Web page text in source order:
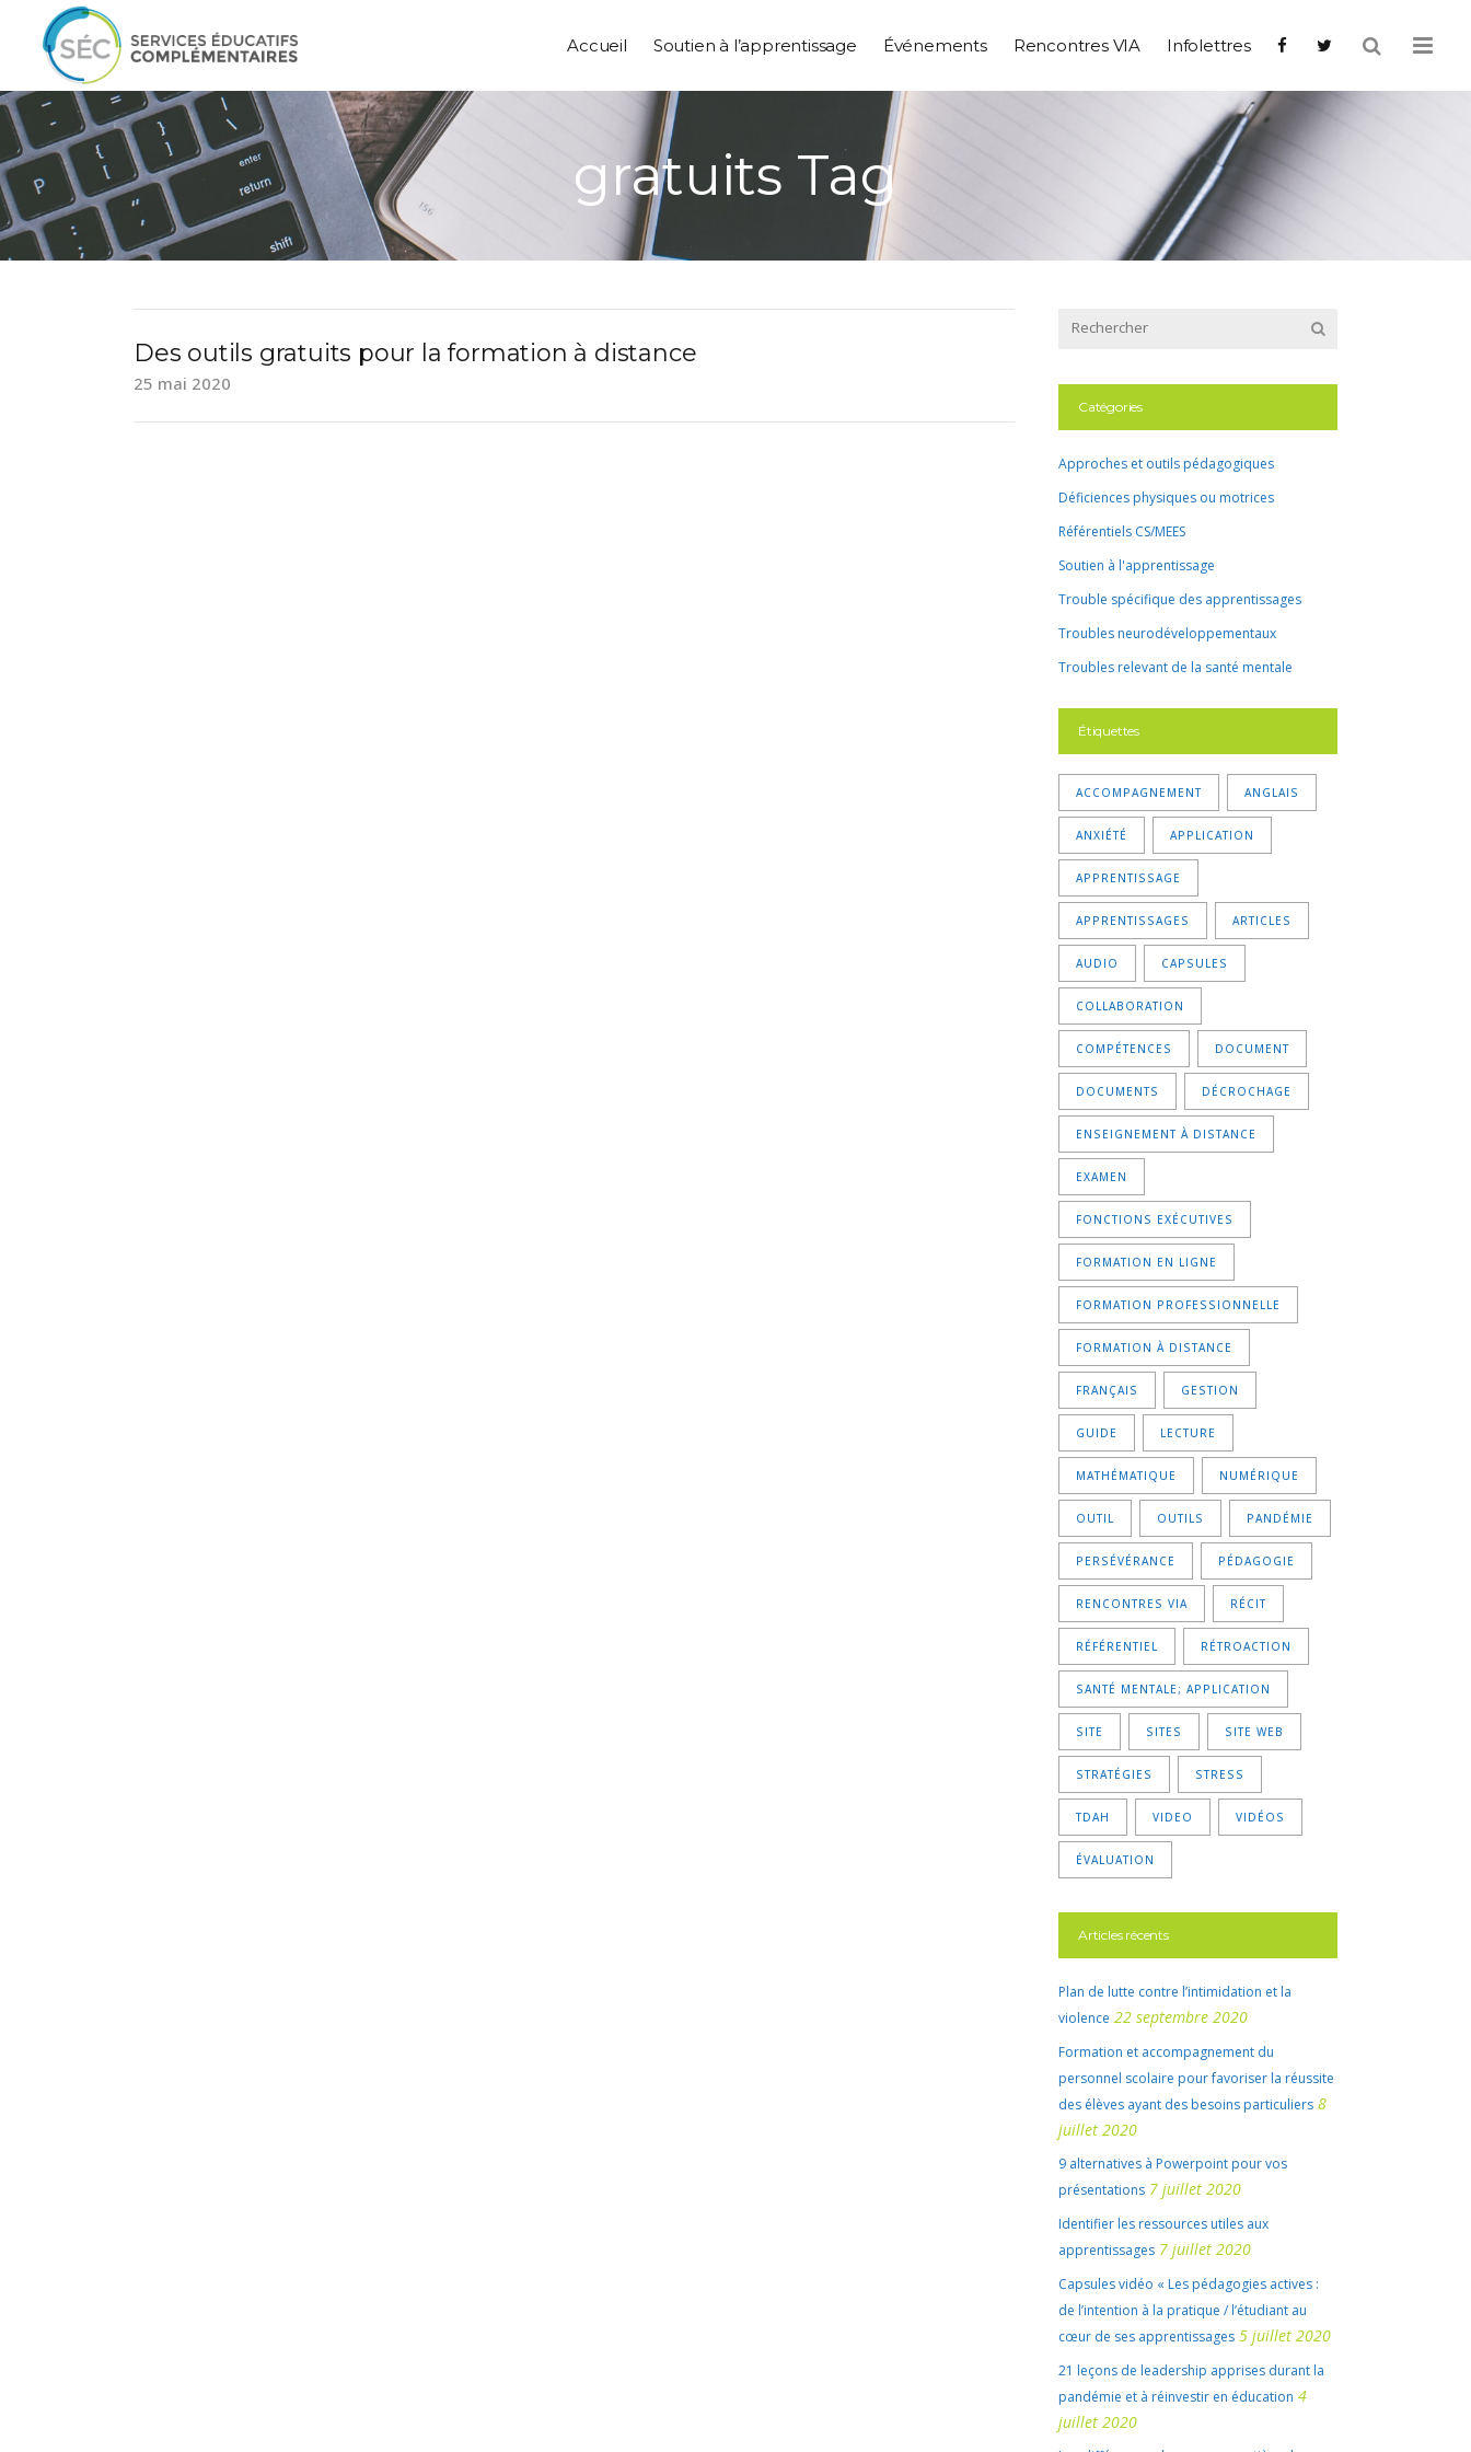
Accueil Soutien à l’apprentissage Événements Rencontres VIA Infolettres
gratuits Tag
Des outils gratuits pour la formation à distance
25 mai 2020
Catégories
Approches et outils pédagogiques
Déficiences physiques ou motrices
Référentiels CS/MEES
Soutien à l'apprentissage
Trouble spécifique des apprentissages
Troubles neurodéveloppementaux
Troubles relevant de la santé mentale
Étiquettes
ACCOMPAGNEMENT ANGLAIS
ANXIÉTÉ APPLICATION
APPRENTISSAGE
APPRENTISSAGES ARTICLES
AUDIO CAPSULES
COLLABORATION
COMPÉTENCES DOCUMENT
DOCUMENTS DÉCROCHAGE
ENSEIGNEMENT À DISTANCE
EXAMEN
FONCTIONS EXÉCUTIVES
FORMATION EN LIGNE
FORMATION PROFESSIONNELLE
FORMATION À DISTANCE
FRANÇAIS GESTION
GUIDE LECTURE
MATHÉMATIQUE NUMÉRIQUE
OUTIL OUTILS PANDÉMIE
PERSÉVÉRANCE PÉDAGOGIE
RENCONTRES VIA RÉCIT
RÉFÉRENTIEL RÉTROACTION
SANTÉ MENTALE; APPLICATION
SITE SITES SITE WEB
STRATÉGIES STRESS
TDAH VIDEO VIDÉOS
ÉVALUATION
Articles récents
Plan de lutte contre l’intimidation et la
violence 22 septembre 2020
Formation et accompagnement du
personnel scolaire pour favoriser la réussite
des élèves ayant des besoins particuliers 8
juillet 2020
9 alternatives à Powerpoint pour vos
présentations 7 juillet 2020
Identifier les ressources utiles aux
apprentissages 7 juillet 2020
Capsules vidéo « Les pédagogies actives :
de l’intention à la pratique / l’étudiant au
cœur de ses apprentissages 5 juillet 2020
21 leçons de leadership apprises durant la
pandémie et à réinvestir en éducation 4
juillet 2020